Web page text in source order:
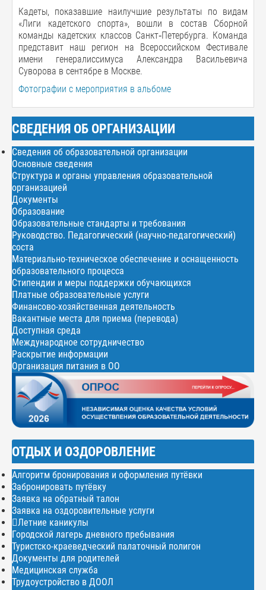
Кадеты, показавшие наилучшие результаты по видам
«Лиги кадетского спорта», вошли в состав Сборной
команды кадетских классов Санкт‑Петербурга. Команда
представит наш регион на Всероссийском Фестивале
имени генералиссимуса Александра Васильевича
Суворова в сентябре в Москве.
Фотографии с мероприятия в альбоме
СВЕДЕНИЯ ОБ ОРГАНИЗАЦИИ
Сведения об образовательной организации
Основные сведения
Структура и органы управления образовательной
организацией
Документы
Образование
Образовательные стандарты и требования
Руководство. Педагогический (научно-педагогический)
соста
Материально-техническое обеспечение и оснащенность
образовательного процесса
Стипендии и меры поддержки обучающихся
Платные образовательные услуги
Финансово-хозяйственная деятельность
Вакантные места для приема (перевода)
Доступная среда
Международное сотрудничество
Раскрытие информации
Организация питания в ОО
ОТДЫХ И ОЗДОРОВЛЕНИЕ
Алгоритм бронирования и оформления путёвки
Забронировать путёвку
Заявка на обратный талон
Заявка на оздоровительные услуги
Летние каникулы
Городской лагерь дневного пребывания
Туристско-краеведческий палаточный полигон
Документы для родителей
Медицинская служба
Трудоустройство в ДООЛ